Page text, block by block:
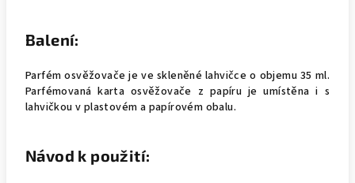
Balení:
Parfém osvěžovače je ve skleněné lahvičce o objemu 35 ml.
Parfémovaná karta osvěžovače z papíru je umístěna i s
lahvičkou v plastovém a papírovém obalu.
Návod k použití: